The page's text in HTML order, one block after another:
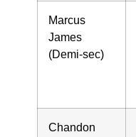
Marcus
James
(Demi-sec)
Chandon